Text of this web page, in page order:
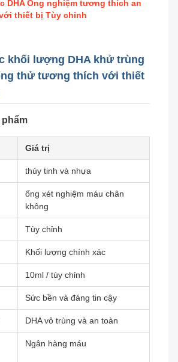
DHA Ống nghiệm tương thích an
thiết bị Tùy chỉnh
khối lượng DHA khử trùng
thử tương thích với thiết
Giá trị
thủy tinh và nhựa
ống xét nghiệm máu chân
không
Tùy chỉnh
Khối lượng chính xác
10ml / tùy chỉnh
Sức bền và đáng tin cậy
DHA vô trùng và an toàn
Ngân hàng máu